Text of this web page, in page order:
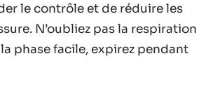
le contrôle et de réduire les
N’oubliez pas la respiration
phase facile, expirez pendant